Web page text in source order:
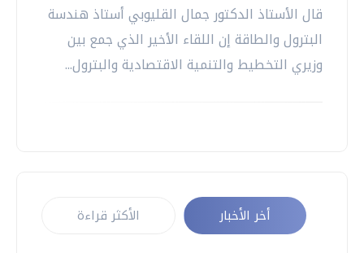
قال الأستاذ الدكتور جمال القليوبي أستاذ هندسة
البترول والطاقة إن اللقاء الأخير الذي جمع بين
وزيري التخطيط والتنمية الاقتصادية والبترول...
أخر الأخبار الأكثر قراءة